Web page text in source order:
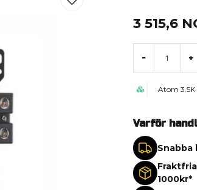
3 515,6
- +
Atom 3.5K
Varför
Snabba
1000kr*